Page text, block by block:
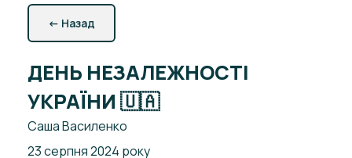
← Назад
ДЕНЬ НЕЗАЛЕЖНОСТІ
УКРАЇНИ 🇺🇦
Саша Василенко
23 серпня 2024 року